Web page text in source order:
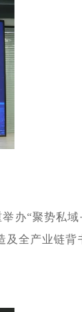
办“聚势私域
全产业链背